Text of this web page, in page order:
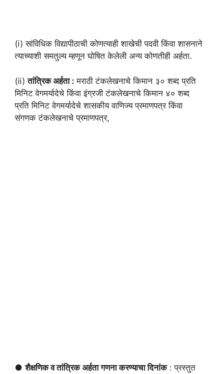
(i) सांविधिक विद्यापीठाची कोणत्याही शाखेची पदवी किंवा शासनाने
त्याच्याशी समतुल्य म्हणून घोषित केलेली अन्य कोणतीही अर्हता.
(ii)तांत्रिक अर्हता : मराठी टंकलेखनाचे किमान ३० शब्द प्रति
मिनिट वेगमर्यादेचे किंवा इंग्रजी टंकलेखनाचे किमान ४० शब्द
प्रति मिनिट वेगमर्यादेचे शासकीय वाणिज्य प्रमाणपत्र किंवा
संगणक टंकलेखनाचे प्रमाणपत्र,
●शैक्षणिक व तांत्रिक अर्हता गणना करण्याचा दिनांक: प्रस्तुत